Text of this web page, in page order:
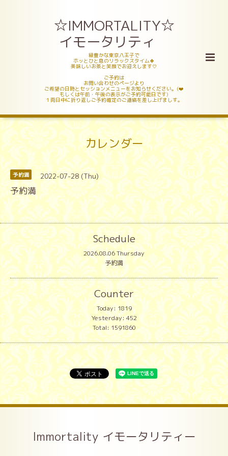
☆IMMORTALITY☆
イモータリティ
緑豊かな東京八王子で
ホッとひと息のリラックスタイム🍀
美味しいお茶と笑顔でお迎えします♡
ご予約は
お問い合わせのページより
ご希望の日時とセッションメニューをお知らせください。(❤️
もしくは午前・午後の表示がご予約可能日です)
１両日中に折り返しご予約確定のご連絡を差し上げましす。
カレンダー
予約満 2022-07-28 (Thu)
予約満
Schedule
2026.08.06 Thursday
予約満
Counter
Today:1819
Yesterday:452
Total:1591860
Immortality イモータリティー